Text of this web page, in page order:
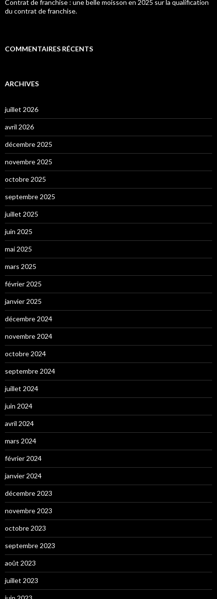
Contrat de franchise : une belle moisson en 2025 sur la qualification
du contrat de franchise.
COMMENTAIRES RÉCENTS
ARCHIVES
juillet 2026
avril 2026
décembre 2025
novembre 2025
octobre 2025
septembre 2025
juillet 2025
juin 2025
mai 2025
mars 2025
février 2025
janvier 2025
décembre 2024
novembre 2024
octobre 2024
septembre 2024
juillet 2024
juin 2024
avril 2024
mars 2024
février 2024
janvier 2024
décembre 2023
novembre 2023
octobre 2023
septembre 2023
août 2023
juillet 2023